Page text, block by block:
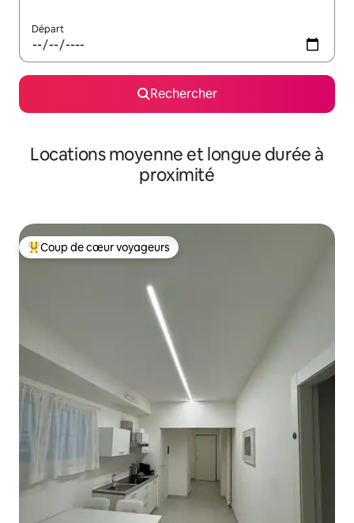
Départ
Rechercher
Locations moyenne et longue durée à
proximité
Coups de cœur voyageurs les plus appréciés
Coup de cœur voyageurs